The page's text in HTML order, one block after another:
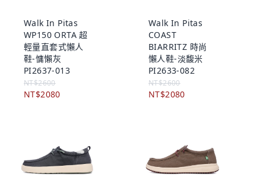
Walk In Pitas
WP150 ORTA 超
輕量直套式懶人
鞋-慵懶灰
PI2637-013
NT$2600
NT$2080
Walk In Pitas
COAST
BIARRITZ 時尚
懶人鞋-淡馥米
PI2633-082
NT$2600
NT$2080